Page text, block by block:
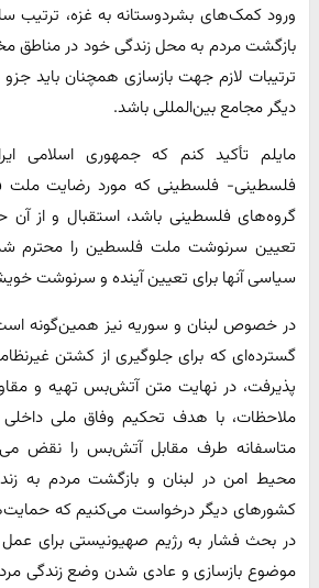
ورود کمک‌های بشردوستانه به غزه، ترتیب
بازگشت مردم به محل زندگی خود در مناطق
ترتیبات لازم جهت بازسازی همچنان باید جزو
دیگر مجامع بین‌المللی باشد.
مایلم تأکید کنم که جمهوری اسلامی
فلسطینی- فلسطینی که مورد رضایت ملت
گروه‌های فلسطینی باشد، استقبال و از
تعیین سرنوشت ملت فلسطین را محترم
سیاسی آنها برای تعیین آینده و سرنوشت
در خصوص لبنان و سوریه نیز همین‌گونه
گسترده‌ای که برای جلوگیری از کشتن
پذیرفت، در نهایت متن آتش‌بس تهیه و
ملاحظات، با هدف تحکیم وفاق ملی داخلی
متاسفانه طرف مقابل آتش‌بس را نقض
محیط امن در لبنان و بازگشت مردم به
کشورهای دیگر درخواست می‌کنیم که
در بحث فشار به رژیم صهیونیستی برای
موضوع بازسازی و عادی شدن وضع زندگی